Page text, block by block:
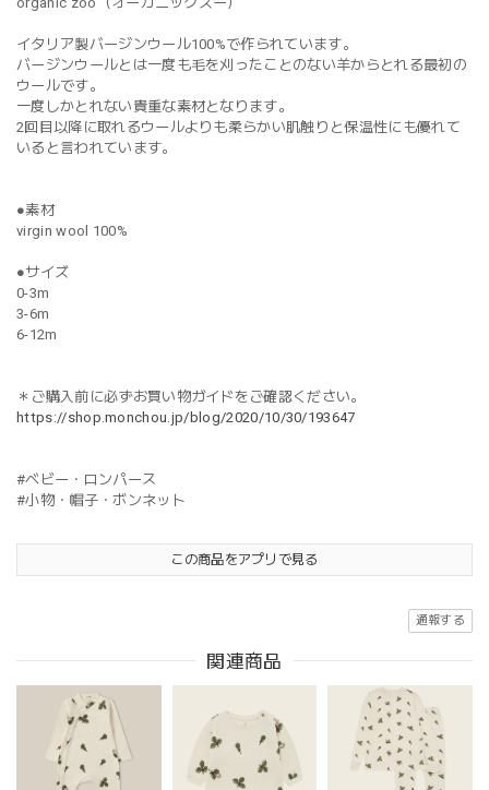
イタリア製バージンウール100%で作られています。
バージンウールとは一度も毛を刈ったことのない羊からとれる最初の
ウールです。
一度しかとれない貴重な素材となります。
2回目以降に取れるウールよりも柔らかい肌触りと保温性にも優れて
いると言われています。
●素材
virgin wool 100%
●サイズ
0-3m
3-6m
6-12m
＊ご購入前に必ずお買い物ガイドをご確認ください。
https://shop.monchou.jp/blog/2020/10/30/193647
#ベビー・ロンパース
#小物・帽子・ボンネット
この商品をアプリで見る
通報する
関連商品